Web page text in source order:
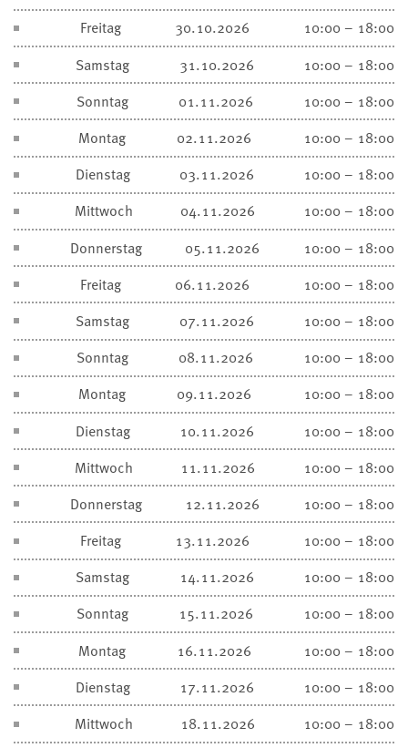
Freitag
30.10.2026
10:00 – 18:00
Samstag
31.10.2026
10:00 – 18:00
Sonntag
01.11.2026
10:00 – 18:00
Montag
02.11.2026
10:00 – 18:00
Dienstag
03.11.2026
10:00 – 18:00
Mittwoch
04.11.2026
10:00 – 18:00
Donnerstag
05.11.2026
10:00 – 18:00
Freitag
06.11.2026
10:00 – 18:00
Samstag
07.11.2026
10:00 – 18:00
Sonntag
08.11.2026
10:00 – 18:00
Montag
09.11.2026
10:00 – 18:00
Dienstag
10.11.2026
10:00 – 18:00
Mittwoch
11.11.2026
10:00 – 18:00
Donnerstag
12.11.2026
10:00 – 18:00
Freitag
13.11.2026
10:00 – 18:00
Samstag
14.11.2026
10:00 – 18:00
Sonntag
15.11.2026
10:00 – 18:00
Montag
16.11.2026
10:00 – 18:00
Dienstag
17.11.2026
10:00 – 18:00
Mittwoch
18.11.2026
10:00 – 18:00